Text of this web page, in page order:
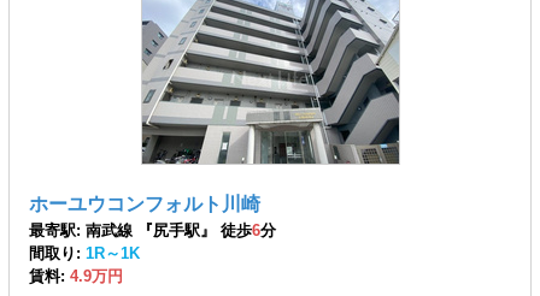
ホーユウコンフォルト川崎
最寄駅: 南武線 『尻手駅』 徒歩6分
間取り: 1R～1K
賃料: 4.9万円